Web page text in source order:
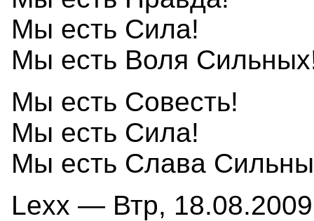
Мы есть Сила!
Мы есть Воля
Мы есть Совесть!
Мы есть Сила!
Мы есть Слава
Lexx — Втр,